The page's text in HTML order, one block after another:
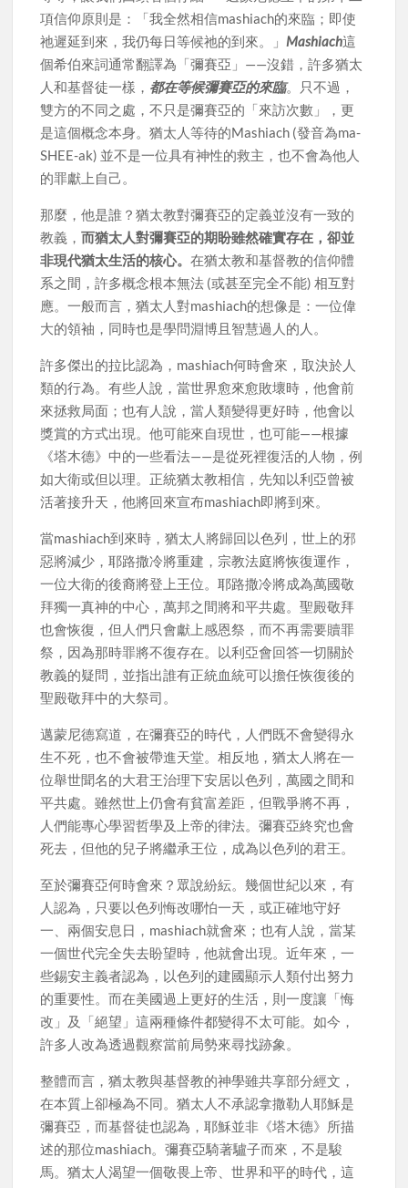
項信仰原則是：「我全然相信mashiach的來臨；即使
祂遲延到來，我仍每日等候祂的到來。」 Mashiach這
個希伯來詞通常翻譯為「彌賽亞」——沒錯，許多猶太
人和基督徒一樣， 都在等候彌賽亞的來臨。只不過，
雙方的不同之處，不只是彌賽亞的「來訪次數」，更
是這個概念本身。猶太人等待的Mashiach (發音為ma-
SHEE-ak) 並不是一位具有神性的救主，也不會為他人
的罪獻上自己。
那麼，他是誰？猶太教對彌賽亞的定義並沒有一致的
教義，而猶太人對彌賽亞的期盼雖然確實存在，卻並
非現代猶太生活的核心。在猶太教和基督教的信仰體
系之間，許多概念根本無法 (或甚至完全不能) 相互對
應。一般而言，猶太人對mashiach的想像是：一位偉
大的領袖，同時也是學問淵博且智慧過人的人。
許多傑出的拉比認為，mashiach何時會來，取決於人
類的行為。有些人說，當世界愈來愈敗壞時，他會前
來拯救局面；也有人說，當人類變得更好時，他會以
獎賞的方式出現。他可能來自現世，也可能——根據
《塔木德》中的一些看法——是從死裡復活的人物，例
如大衛或但以理。正統猶太教相信，先知以利亞曾被
活著接升天，他將回來宣布mashiach即將到來。
當mashiach到來時，猶太人將歸回以色列，世上的邪
惡將減少，耶路撒冷將重建，宗教法庭將恢復運作，
一位大衛的後裔將登上王位。耶路撒冷將成為萬國敬
拜獨一真神的中心，萬邦之間將和平共處。聖殿敬拜
也會恢復，但人們只會獻上感恩祭，而不再需要贖罪
祭，因為那時罪將不復存在。以利亞會回答一切關於
教義的疑問，並指出誰有正統血統可以擔任恢復後的
聖殿敬拜中的大祭司。
邁蒙尼德寫道，在彌賽亞的時代，人們既不會變得永
生不死，也不會被帶進天堂。相反地，猶太人將在一
位舉世聞名的大君王治理下安居以色列，萬國之間和
平共處。雖然世上仍會有貧富差距，但戰爭將不再，
人們能專心學習哲學及上帝的律法。彌賽亞終究也會
死去，但他的兒子將繼承王位，成為以色列的君王。
至於彌賽亞何時會來？眾說紛紜。幾個世紀以來，有
人認為，只要以色列悔改哪怕一天，或正確地守好
一、兩個安息日，mashiach就會來；也有人說，當某
一個世代完全失去盼望時，他就會出現。近年來，一
些錫安主義者認為，以色列的建國顯示人類付出努力
的重要性。而在美國過上更好的生活，則一度讓「悔
改」及「絕望」這兩種條件都變得不太可能。如今，
許多人改為透過觀察當前局勢來尋找跡象。
整體而言，猶太教與基督教的神學雖共享部分經文，
在本質上卻極為不同。猶太人不承認拿撒勒人耶穌是
彌賽亞，而基督徒也認為，耶穌並非《塔木德》所描
述的那位mashiach。彌賽亞騎著驢子而來，不是駿
馬。猶太人渴望一個敬畏上帝、世界和平的時代，這